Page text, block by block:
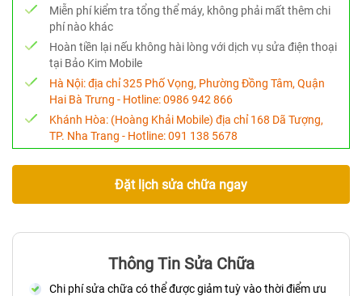
Miễn phí kiểm tra tổng thể máy, không phải mất thêm chi
phí nào khác
Hoàn tiền lại nếu không hài lòng với dịch vụ sửa điện thoại
tại Bảo Kim Mobile
Hà Nội:địa chỉ 325 Phố Vọng, Phường Đồng Tâm, Quận
Hai Bà Trưng - Hotline:0986 942 866
Khánh Hòa: (Hoàng Khải Mobile) địa chỉ 168 Dã Tượng,
TP. Nha Trang - Hotline:091 138 5678
Đặt lịch sửa chữa ngay
Thông Tin Sửa Chữa
Chi phí sửa chữa có thể được giảm tuỳ vào thời điểm ưu